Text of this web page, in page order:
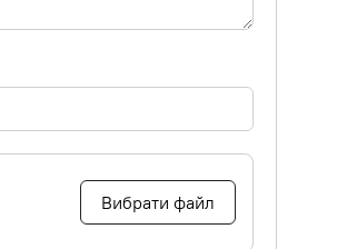
Вибрати файл